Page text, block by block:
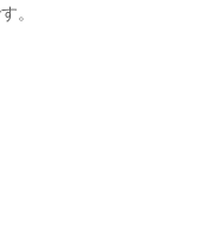
。